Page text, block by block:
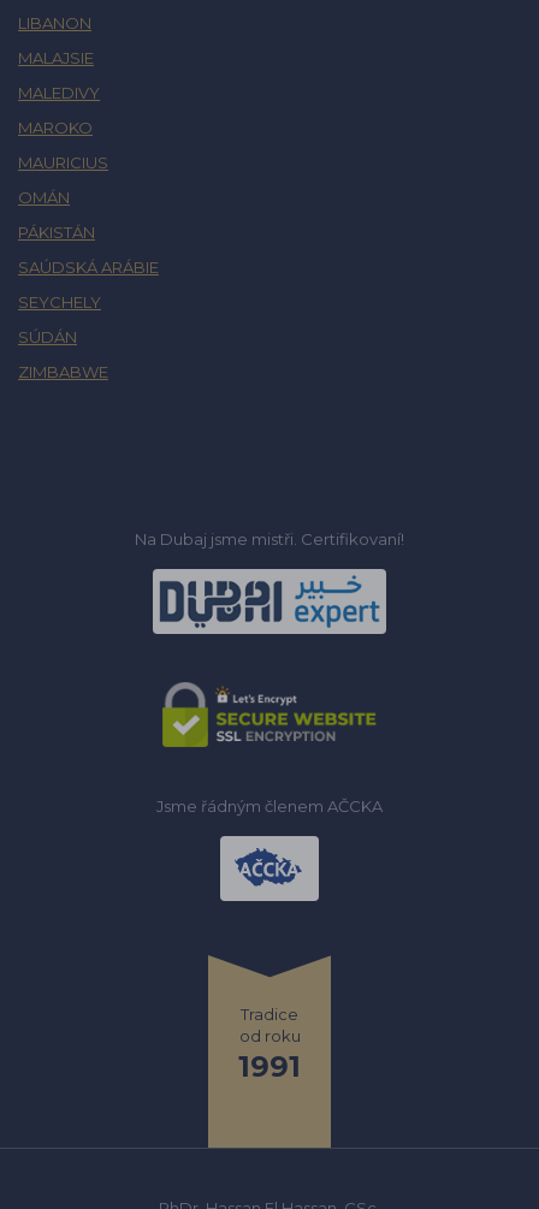
LIBANON
MALAJSIE
MALEDIVY
MAROKO
MAURICIUS
OMÁN
PÁKISTÁN
SAÚDSKÁ ARÁBIE
SEYCHELY
SÚDÁN
ZIMBABWE
Na Dubaj jsme mistři. Certifikovaní!
Jsme řádným členem AČCKA
Tradice
od roku
1991